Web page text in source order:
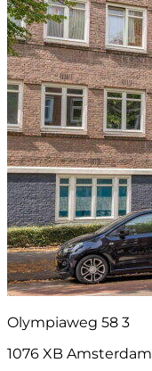
Olympiaweg 58 3
1076 XB Amsterdam